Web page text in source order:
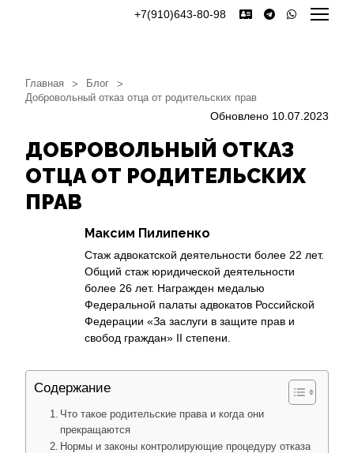
+7(910)643-80-98
Главная > Блог
>
Добровольный отказ отца от родительских прав
Обновлено 10.07.2023
ДОБРОВОЛЬНЫЙ ОТКАЗ
ОТЦА ОТ РОДИТЕЛЬСКИХ
ПРАВ
Максим Пилипенко
Стаж адвокатской деятельности более 22 лет.
Общий стаж юридической деятельности
более 26 лет. Награжден медалью
Федеральной палаты адвокатов Российской
Федерации «За заслуги в защите прав и
свобод граждан» II степени.
Содержание
Что такое родительские права и когда они
прекращаются
Нормы и законы контролирующие процедуру отказа от